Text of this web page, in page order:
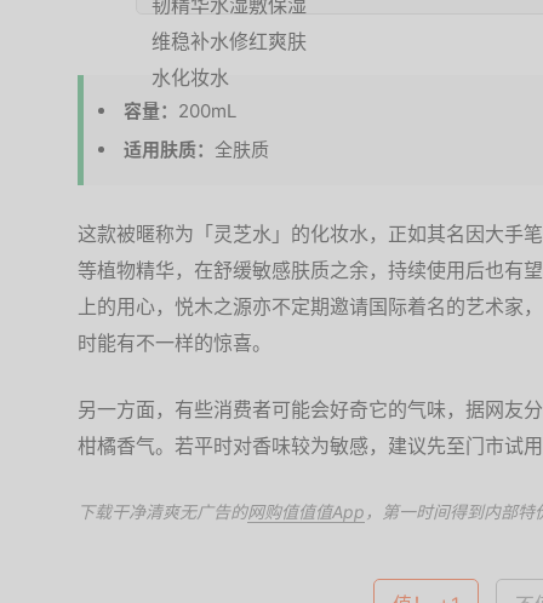
容量： 200mL
适用肤质： 全肤质
这款被暱称为「灵芝水」的化妆水，正如其名因大手
等植物精华，在舒缓敏感肤质之余，持续使用后也有
上的用心，悦木之源亦不定期邀请国际着名的艺术家
时能有不一样的惊喜。
另一方面，有些消费者可能会好奇它的气味，据网友
柑橘香气。若平时对香味较为敏感，建议先至门市试
下载干净清爽无广告的网购值值值App ，第一时间得到内部特